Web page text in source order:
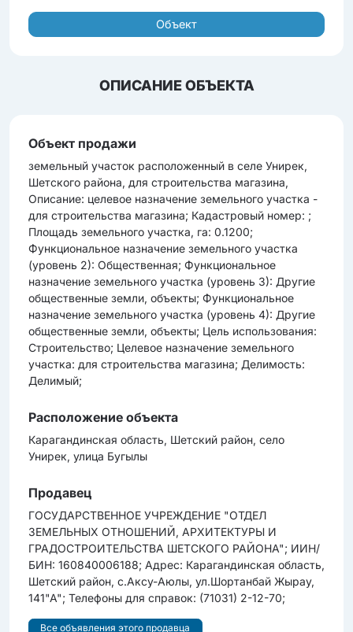
Объект
ОПИСАНИЕ ОБЪЕКТА
Объект продажи
земельный участок расположенный в селе Унирек,
Шетского района, для строительства магазина,
Описание: целевое назначение земельного участка -
для строительства магазина; Кадастровый номер: ;
Площадь земельного участка, га: 0.1200;
Функциональное назначение земельного участка
(уровень 2): Общественная; Функциональное
назначение земельного участка (уровень 3): Другие
общественные земли, объекты; Функциональное
назначение земельного участка (уровень 4): Другие
общественные земли, объекты; Цель использования:
Строительство; Целевое назначение земельного
участка: для строительства магазина; Делимость:
Делимый;
Расположение объекта
Карагандинская область, Шетский район, село
Унирек, улица Бугылы
Продавец
ГОСУДАРСТВЕННОЕ УЧРЕЖДЕНИЕ "ОТДЕЛ
ЗЕМЕЛЬНЫХ ОТНОШЕНИЙ, АРХИТЕКТУРЫ И
ГРАДОСТРОИТЕЛЬСТВА ШЕТСКОГО РАЙОНА"; ИИН/
БИН: 160840006188; Адрес: Карагандинская область,
Шетский район, с.Аксу-Аюлы, ул.Шортанбай Жырау,
141"А"; Телефоны для справок: (71031) 2-12-70;
Все объявления этого продавца